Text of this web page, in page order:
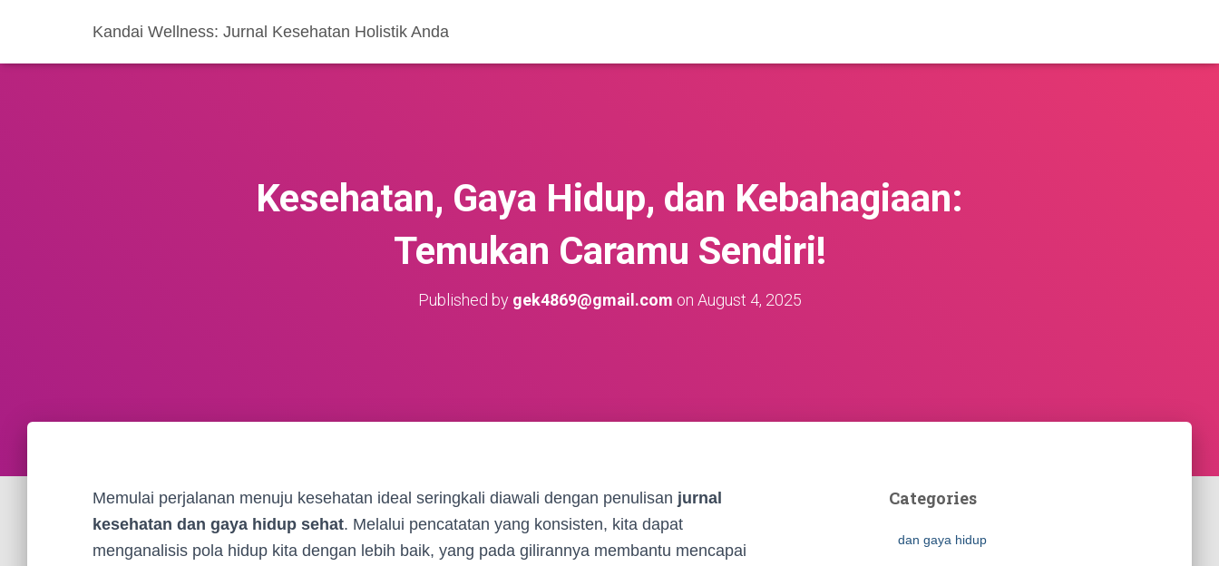
Kandai Wellness: Jurnal Kesehatan Holistik Anda
Kesehatan, Gaya Hidup, dan Kebahagiaan:
Temukan Caramu Sendiri!
Published by gek4869@gmail.com on August 4, 2025
Memulai perjalanan menuju kesehatan ideal seringkali diawali dengan penulisan jurnal
kesehatan dan gaya hidup sehat. Melalui pencatatan yang konsisten, kita dapat
menganalisis pola hidup kita dengan lebih baik, yang pada gilirannya membantu mencapai
Categories
dan gaya hidup